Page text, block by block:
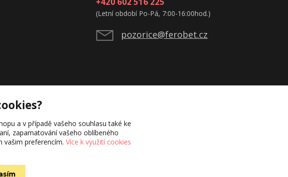
(Letní období Po-Pá, 7:00-16:00hod.)
pozorice@ferobet.cz
a v případě vašeho souhlasu také ke
zapamatování vašeho oblíbeného
vašim preferencím. Více k využití cookies